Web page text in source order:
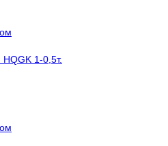
1-0,5т.